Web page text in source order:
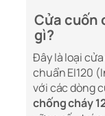
Cửa cuốn
gì?
Đây là loại
chuẩn EI120
với các dòng
chống cháy